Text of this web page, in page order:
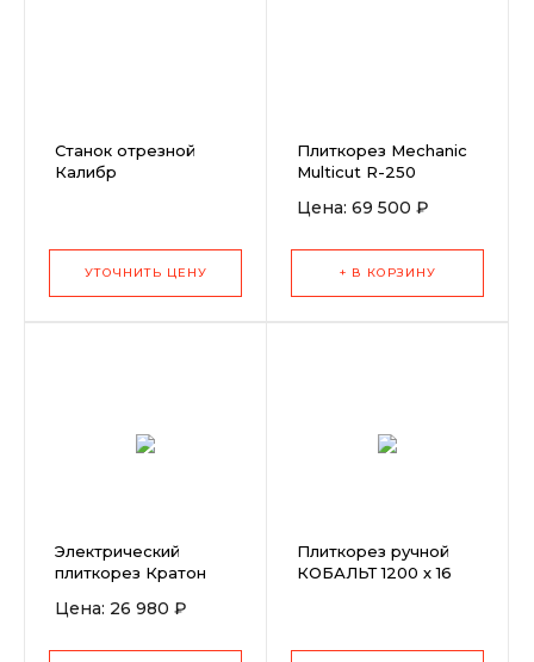
Станок отрезной
Калибр
УТОЧНИТЬ ЦЕНУ
Плиткорез Mechanic
Multicut R-250
Цена: 69 500 ₽
+ В КОРЗИНУ
Электрический
плиткорез Кратон
Цена: 26 980 ₽
Плиткорез ручной
КОБАЛЬТ 1200 х 16